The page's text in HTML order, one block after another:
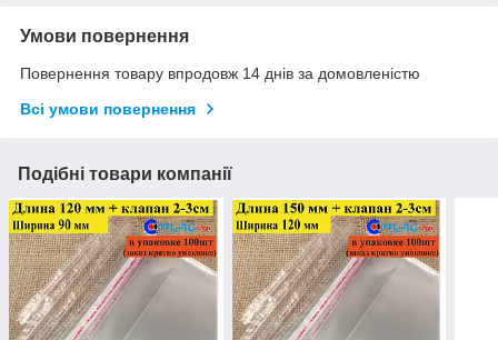
Умови повернення
Повернення товару впродовж 14 днів за домовленістю
Всі умови повернення
Подібні товари компанії